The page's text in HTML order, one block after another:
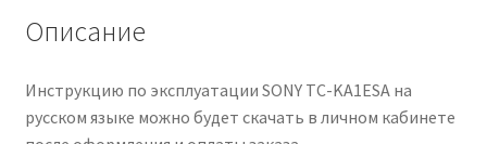
Описание
Инструкцию по эксплуатации SONY TC-KA1ESA на
русском языке можно будет скачать в личном кабинете